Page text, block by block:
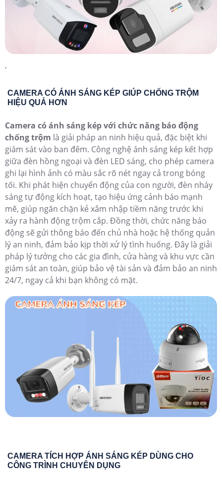
'
CAMERA CÓ ÁNH SÁNG KÉP GIÚP CHỐNG TRỘM
HIỆU QUẢ HƠN
Camera có ánh sáng kép với chức năng báo động
chống trộm là giải pháp an ninh hiệu quả, đặc biệt khi
giám sát vào ban đêm. Công nghệ ánh sáng kép kết hợp
giữa đèn hồng ngoại và đèn LED sáng, cho phép camera
ghi lại hình ảnh có màu sắc rõ nét ngay cả trong bóng
tối. Khi phát hiện chuyển động của con người, đèn nháy
sáng tự động kích hoạt, tạo hiệu ứng cảnh báo mạnh
mẽ, giúp ngăn chặn kẻ xâm nhập tiềm năng trước khi
xảy ra hành động trộm cắp. Đồng thời, chức năng báo
động sẽ gửi thông báo đến chủ nhà hoặc hệ thống quản
lý an ninh, đảm bảo kịp thời xử lý tình huống. Đây là giải
pháp lý tưởng cho các gia đình, cửa hàng và khu vực cần
giám sát an toàn, giúp bảo vệ tài sản và đảm bảo an ninh
24/7, ngay cả khi bạn không có mặt.
CAMERA TÍCH HỢP ÁNH SÁNG KÉP DÙNG CHO
CÔNG TRÌNH CHUYÊN DỤNG